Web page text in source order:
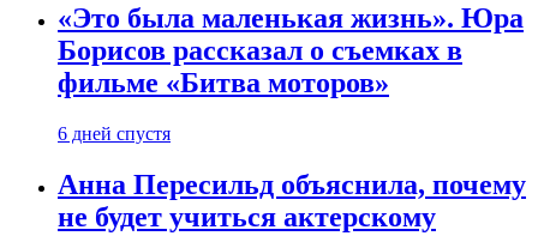
«Это была маленькая жизнь». Юра
Борисов рассказал о съемках в
фильме «Битва моторов»
6 дней спустя
Анна Пересильд объяснила, почему
не будет учиться актерскому